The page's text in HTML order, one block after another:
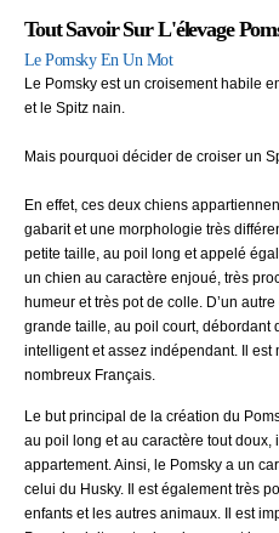
Tout Savoir Sur L'élevage
Le Pomsky En Un Mot
Le Pomsky est un croisement habile
et le Spitz nain.
Mais pourquoi décider de croiser un
En effet, ces deux chiens
gabarit et une morphologie très
petite taille, au poil long et appelé
un chien au caractère enjoué, très
humeur et très pot de colle. D’un
grande taille, au poil court, débordant
intelligent et assez indépendant. Il est
nombreux Français.
Le but principal de la création du
au poil long et au caractère tout
appartement. Ainsi, le Pomsky a un
celui du Husky. Il est également très
enfants et les autres animaux. Il est